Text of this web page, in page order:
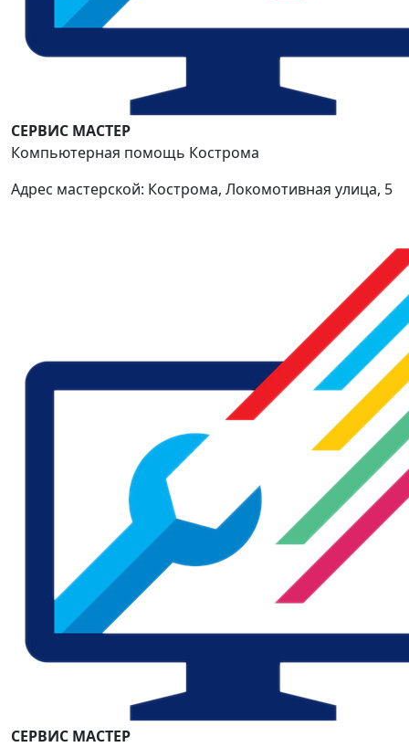
СЕРВИС МАСТЕР
Компьютерная помощь Кострома
Адрес мастерской: Кострома, Локомотивная улица, 5
СЕРВИС МАСТЕР